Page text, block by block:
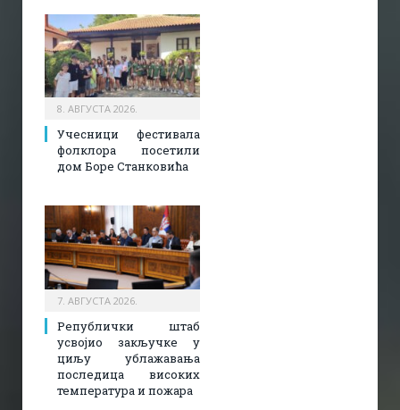
8. АВГУСТА 2026.
Учесници фестивала
фолклора посетили
дом Боре Станковића
7. АВГУСТА 2026.
Републички штаб
усвојио закључке у
циљу ублажавања
последица високих
температура и пожара​